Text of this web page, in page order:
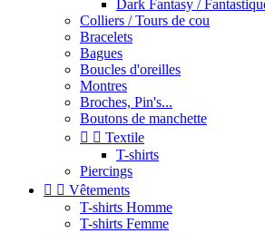
Dark Fantasy /
Colliers / Tours de cou
Bracelets
Bagues
Boucles d'oreilles
Montres
Broches, Pin's...
Boutons de manchette
  Textile
T-shirts
Piercings
  Vêtements
T-shirts Homme
T-shirts Femme